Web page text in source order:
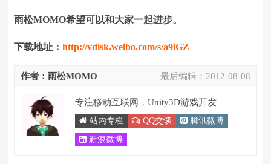
雨松MOMO希望可以和大家一起进步。
下载地址：http://vdisk.weibo.com/s/a9iGZ
最后编辑： 2012-08-08
作者：雨松MOMO
专注移动互联网，Unity3D游戏开发
站内专栏 QQ交谈 腾讯微博
新浪微博